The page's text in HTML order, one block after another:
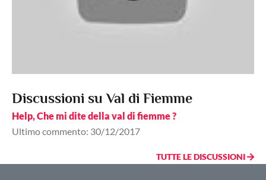
Discussioni su Val di Fiemme
Help, Che mi dite della val di fiemme ?
Ultimo commento: 30/12/2017
TUTTE LE DISCUSSIONI